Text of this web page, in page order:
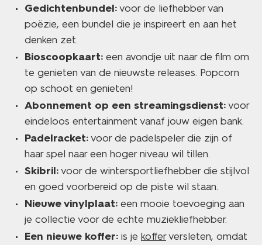
Gedichtenbundel:voor de liefhebber van
poëzie, een bundel die je inspireert en aan het
denken zet.
Bioscoopkaart: een avondje uit naar de film om
te genieten van de nieuwste releases. Popcorn
op schoot en genieten!
Abonnement op een streamingsdienst:voor
eindeloos entertainment vanaf jouw eigen bank.
Padelracket:voor de padelspeler die zijn of
haar spel naar een hoger niveau wil tillen.
Skibril:voor de wintersportliefhebber die stijlvol
en goed voorbereid op de piste wil staan.
Nieuwe vinylplaat: een mooie toevoeging aan
je collectie voor de echte muziekliefhebber.
Een nieuwe koffer: is je kofferversleten, omdat